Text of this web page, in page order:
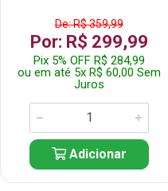
De: R$ 359,99
Por: R$ 299,99
Pix 5% OFF R$ 284,99
ou em até 5x R$ 60,00 Sem
Juros
Adicionar